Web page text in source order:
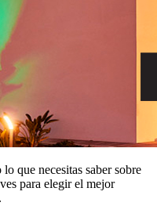
que necesitas saber sobre
para elegir el mejor